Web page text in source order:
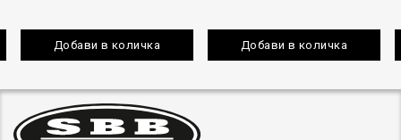
Добави в количка Добави в количка